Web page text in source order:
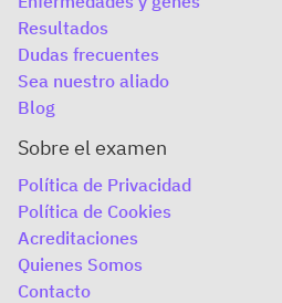
Resultados
Dudas frecuentes
Sea nuestro aliado
Blog
Sobre el examen
Política de Privacidad
Política de Cookies
Acreditaciones
Quienes Somos
Contacto